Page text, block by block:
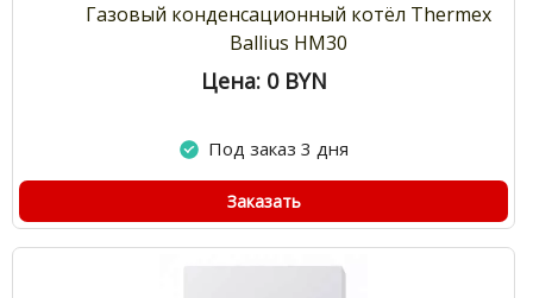
Газовый конденсационный котёл Thermex
Ballius HM30
Цена: 0 BYN
Под заказ 3 дня
Заказать